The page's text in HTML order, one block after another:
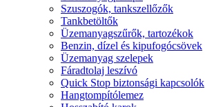
Szuszogók, tankszellőzők
Tankbetöltők
Üzemanyagszűrők, tartozékok
Benzin, dízel és kipufogócsövek
Üzemanyag szelepek
Fáradtolaj leszívó
Quick Stop biztonsági kapcsolók
Hangtompítólemez